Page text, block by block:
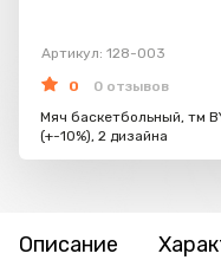
Артикул: 128-003
0
0 отзывов
Мяч баскетбольный, тм
(+-10%), 2 дизайна
Описание